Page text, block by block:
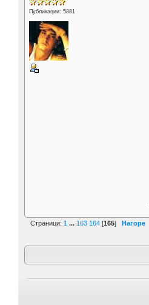
Публикации: 5881
Страници: 1 ... 163 164 [165] Нагоре